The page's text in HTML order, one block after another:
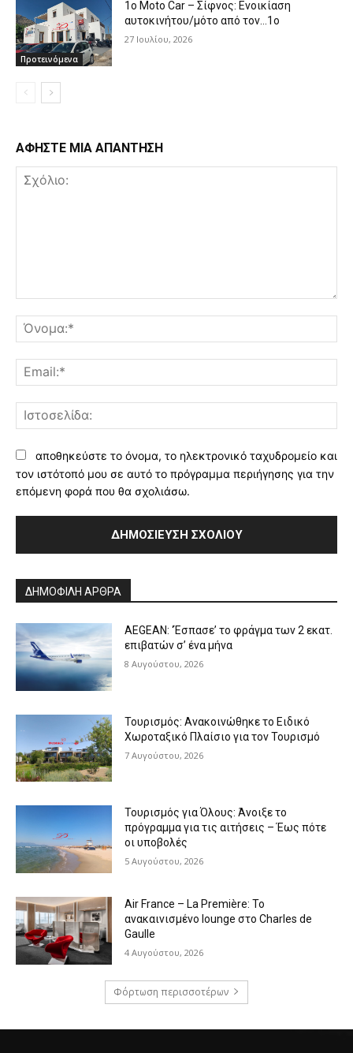
Προτεινόμενα
1o Moto Car – Σίφνος: Ενοικίαση
αυτοκινήτου/μότο από τον…1ο
27 Ιουλίου, 2026
ΑΦΗΣΤΕ ΜΙΑ ΑΠΑΝΤΗΣΗ
αποθηκεύστε το όνομα, το ηλεκτρονικό ταχυδρομείο και
τον ιστότοπό μου σε αυτό το πρόγραμμα περιήγησης για την
επόμενη φορά που θα σχολιάσω.
ΔΗΜΟΦΙΛΗ ΑΡΘΡΑ
AEGEAN: ‘Έσπασε’ το φράγμα των 2 εκατ.
επιβατών σ’ ένα μήνα
8 Αυγούστου, 2026
Τουρισμός: Ανακοινώθηκε το Ειδικό
Χωροταξικό Πλαίσιο για τον Τουρισμό
7 Αυγούστου, 2026
Τουρισμός για Όλους: Άνοιξε το
πρόγραμμα για τις αιτήσεις – Έως πότε
οι υποβολές
5 Αυγούστου, 2026
Air France – La Première: Το
ανακαινισμένο lounge στο Charles de
Gaulle
4 Αυγούστου, 2026
Φόρτωση περισσοτέρων